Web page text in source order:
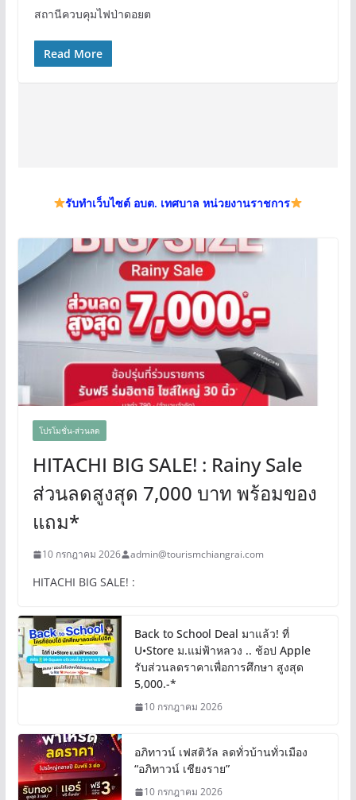
สถานีควบคุมไฟป่าดอยต
Read More
รับทำเว็บไซต์ อบต. เทศบาล หน่วยงานราชการ
โปรโมชั่น-ส่วนลด
HITACHI BIG SALE! : Rainy Sale
ส่วนลดสูงสุด 7,000 บาท พร้อมของ
แถม*
10 กรกฎาคม 2026 admin@tourismchiangrai.com
HITACHI BIG SALE! :
Back to School Deal มาแล้ว! ที่
U•Store ม.แม่ฟ้าหลวง .. ช้อป Apple
รับส่วนลดราคาเพื่อการศึกษา สูงสุด
5,000.-*
10 กรกฎาคม 2026
อภิทาวน์ เฟสติวัล ลดทั่วบ้านทั่วเมือง
“อภิทาวน์ เชียงราย”
10 กรกฎาคม 2026